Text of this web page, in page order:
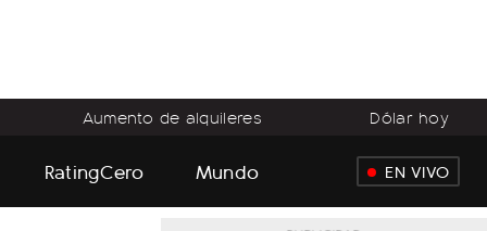
Aumento de alquileres Dólar hoy
RatingCero Mundo EN VIVO